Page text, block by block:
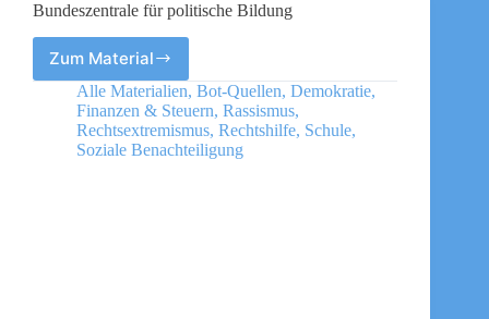
Bundeszentrale für politische Bildung
Zum MaterialBundeszentrale
für
politische
Bildung
Alle Materialien, Bot-Quellen, Demokratie,
Finanzen & Steuern, Rassismus,
Rechtsextremismus, Rechtshilfe, Schule,
Soziale Benachteiligung